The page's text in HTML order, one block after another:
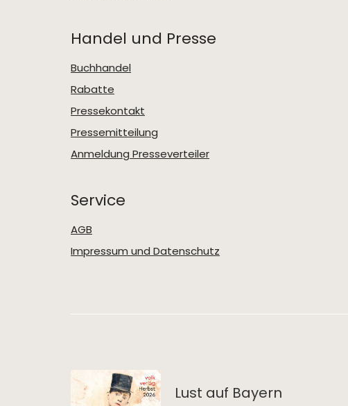
Handel und Presse
Buchhandel
Rabatte
Pressekontakt
Pressemitteilung
Anmeldung Presseverteiler
Service
AGB
Impressum und Datenschutz
Lust auf Bayern